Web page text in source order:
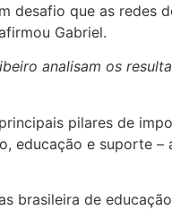
desafio que as
Gabriel.
analisam os
pilares de
educação e suporte
brasileira de